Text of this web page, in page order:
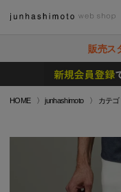
販売ス
HOME junhashimoto カテ